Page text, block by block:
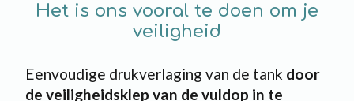
Het is ons vooral te doen om je
veiligheid
Eenvoudige drukverlaging van de tank door
de veiligheidsklep van de vuldop in te